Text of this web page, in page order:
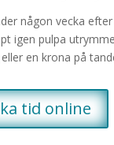
någon vecka
igen pulpa
en krona på
tid online